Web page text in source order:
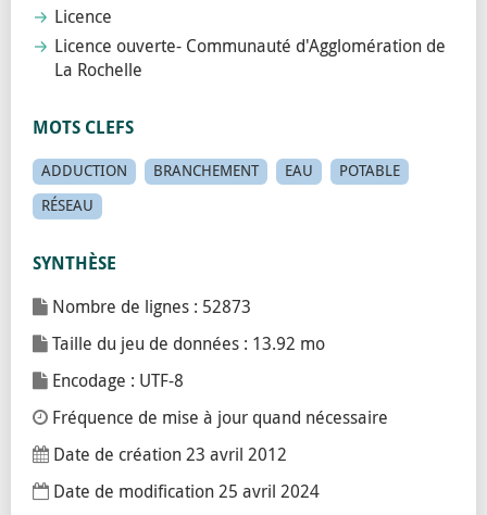
Licence
Licence ouverte- Communauté d'Agglomération de
La Rochelle
MOTS CLEFS
ADDUCTION BRANCHEMENT EAU
POTABLE
RÉSEAU
SYNTHÈSE
Nombre de lignes : 52873
Taille du jeu de données : 13.92 mo
Encodage : UTF-8
Fréquence de mise à jour quand nécessaire
Date de création23 avril 2012
Date de modification25 avril 2024